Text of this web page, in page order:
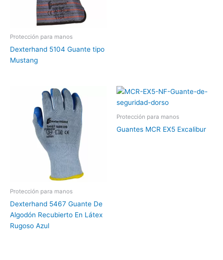
Protección para manos
Dexterhand 5104 Guante tipo
Mustang
Protección para manos
Dexterhand 5467 Guante De
Algodón Recubierto En Látex
Rugoso Azul
Protección para manos
Guantes MCR EX5 Excalibur